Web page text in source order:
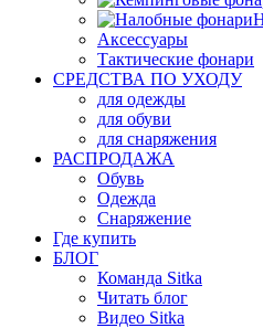
Аксессуары
Тактические фонари
СРЕДСТВА ПО УХОДУ
для одежды
для обуви
для снаряжения
РАСПРОДАЖА
Обувь
Одежда
Снаряжение
Где купить
БЛОГ
Команда Sitka
Читать блог
Видео Sitka